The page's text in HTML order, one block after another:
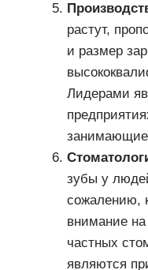
растут,
и размер
Лидерами
занимающие
зубы у
сожалению,
внимание на
частных
являются